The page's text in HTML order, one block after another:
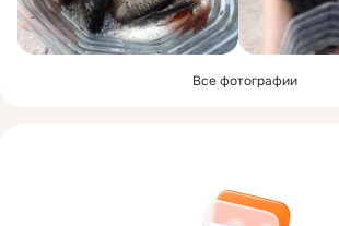
Все фотографии